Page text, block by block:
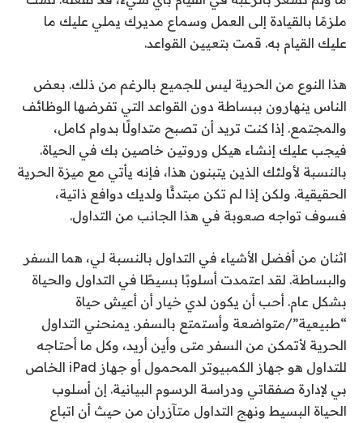
ملزمًا بالقيادة إلى العمل وسماع مديرك يملي عليك ما
عليك القيام به. قمت بتعيين القواعد.
هذا النوع من الحرية ليس للجميع بالرغم من ذلك. بعض
الناس ينهارون ببساطة دون القواعد التي تفرضها الوظائف
والمجتمع. إذا كنت تريد أن تصبح متداولًا بدوام كامل،
فيجب عليك إنشاء هيكل وروتين خاصين بك في الحياة.
بالنسبة لأولئك الذين يتبنون هذا، فإنه يأتي مع ميزة الحرية
الحقيقية. ولكن إذا لم تكن مبتدئًا ولديك دوافع ذاتية،
فسوف تواجه صعوبة في هذا الجانب من التداول.
اثنان من أفضل الأشياء في التداول بالنسبة لي، هما السفر
والبساطة. لقد اعتمدت أسلوبًا بسيطًا في التداول والحياة
بشكل عام. أحب أن يكون لدي خيار أن أعيش حياة
“طبيعية”/متواضعة وأستمتع بالسفر. يمنحني التداول
الحرية لأتمكن من السفر متى وأين أريد، وكل ما أحتاجه
للتداول هو جهاز الكمبيوتر المحمول أو جهاز iPad الخاص
بي لإدارة صفقاتي ودراسة الرسوم البيانية. إن أسلوب
الحياة البسيط ونهج التداول متآزران من حيث أن اتباع